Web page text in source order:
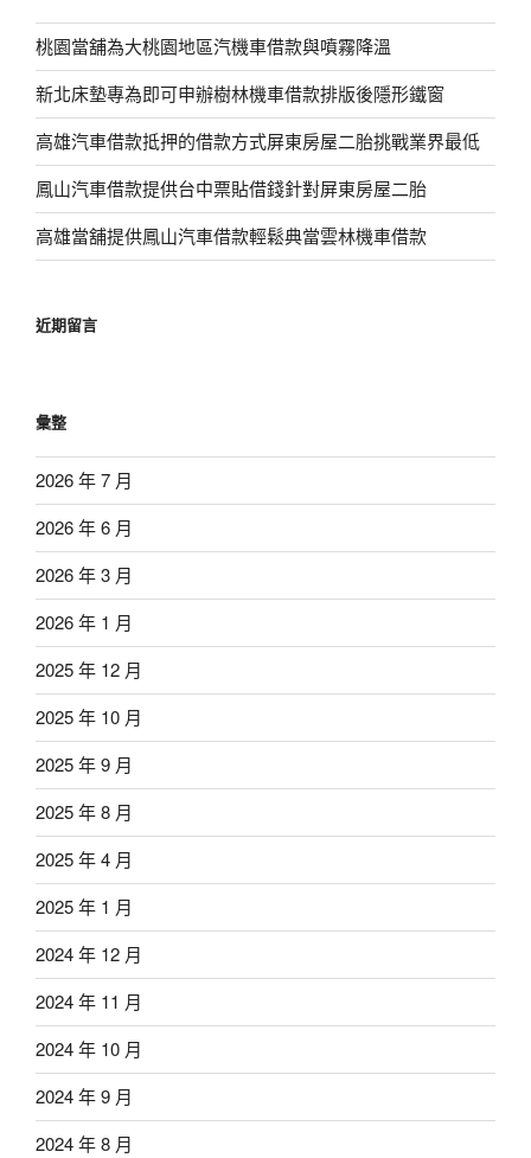
桃園當舖為大桃園地區汽機車借款與噴霧降溫
新北床墊專為即可申辦樹林機車借款排版後隱形鐵窗
高雄汽車借款抵押的借款方式屏東房屋二胎挑戰業界最低
鳳山汽車借款提供台中票貼借錢針對屏東房屋二胎
高雄當舖提供鳳山汽車借款輕鬆典當雲林機車借款
近期留言
彙整
2026 年 7 月
2026 年 6 月
2026 年 3 月
2026 年 1 月
2025 年 12 月
2025 年 10 月
2025 年 9 月
2025 年 8 月
2025 年 4 月
2025 年 1 月
2024 年 12 月
2024 年 11 月
2024 年 10 月
2024 年 9 月
2024 年 8 月